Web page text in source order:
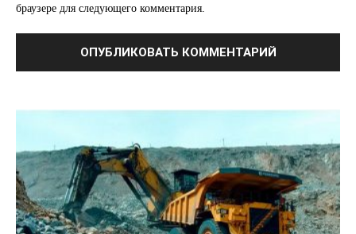
Реклама
Контакты
браузере для следующего комментария.